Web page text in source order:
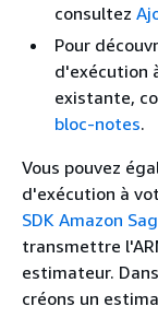
consultez
Pour
d'exécution
existante,
bloc-notes.
Vous pouvez
d'exécution à
SDK Amazon
transmettre
estimateur.
créons un